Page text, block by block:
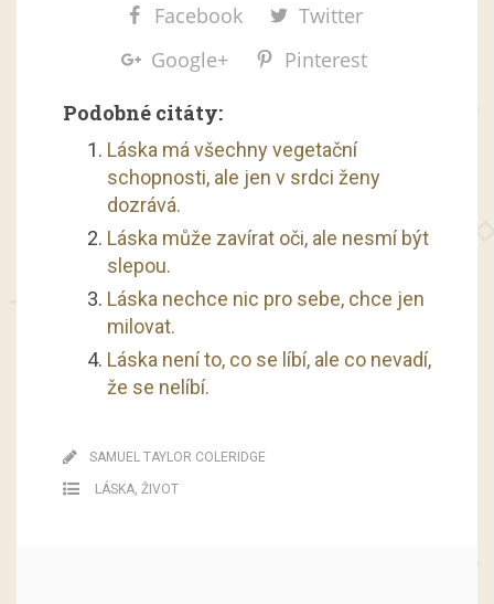
Facebook
Twitter
Google+
Pinterest
Podobné citáty:
Láska má všechny vegetační
schopnosti, ale jen v srdci ženy
dozrává.
Láska může zavírat oči, ale nesmí být
slepou.
Láska nechce nic pro sebe, chce jen
milovat.
Láska není to, co se líbí, ale co nevadí,
že se nelíbí.
SAMUEL TAYLOR COLERIDGE
LÁSKA, ŽIVOT